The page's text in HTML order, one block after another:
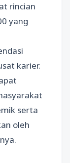
rincian
yang
karier.
serta
oleh